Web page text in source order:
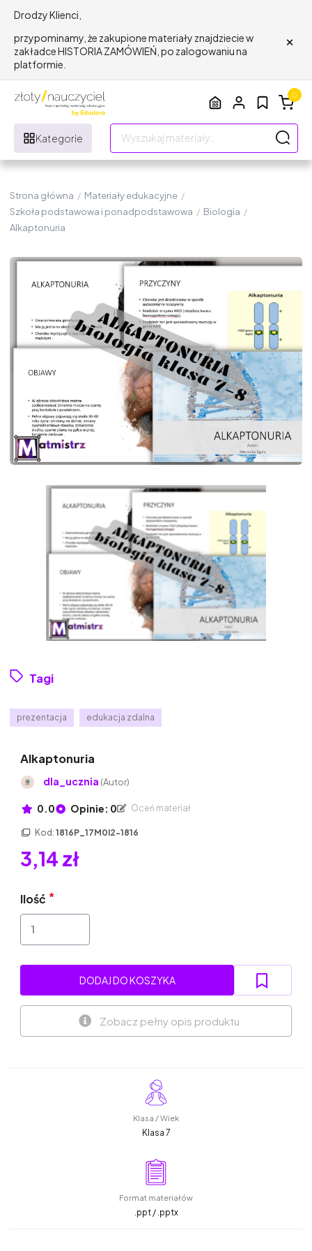
Drodzy Klienci,
przypominamy, że zakupione materiały znajdziecie w
zakładce HISTORIA ZAMÓWIEŃ, po zalogowaniu na
platformie.
×
Kategorie
0
Strona główna / Materiały edukacyjne /
Szkoła podstawowa i ponadpodstawowa / Biologia /
Alkaptonuria
Tagi
prezentacja edukacja zdalna
Alkaptonuria
dla_ucznia (Autor)
0.0 Opinie: 0 Oceń materiał
Kod: 1816P_17M0I2-1816
3,14 zł
Ilość
DODAJ DO KOSZYKA
Zobacz pełny opis produktu
Klasa / Wiek
Klasa 7
Format materiałów
.ppt / .pptx